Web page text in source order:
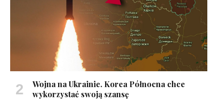
Wojna na Ukrainie. Korea Północna chce
wykorzystać swoją szansę